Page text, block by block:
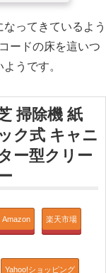
ってきているよう
ードの床を這いつ
うです。
掃除機 紙
ク式 キャニ
ー型クリー
Amazon 楽天市場
Yahoo!ショッピング